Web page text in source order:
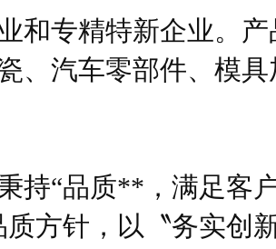
和专精特新企业。
、汽车零部件、模
持“品质**，满足客
质方针，以〝务实创